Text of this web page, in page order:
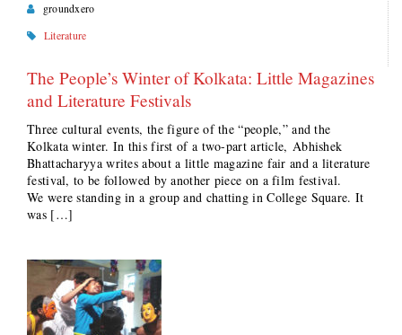
groundxero
Literature
The People’s Winter of Kolkata: Little Magazines
and Literature Festivals
Three cultural events, the figure of the “people,” and the
Kolkata winter. In this first of a two-part article, Abhishek
Bhattacharyya writes about a little magazine fair and a literature
festival, to be followed by another piece on a film festival.
We were standing in a group and chatting in College Square. It
was […]